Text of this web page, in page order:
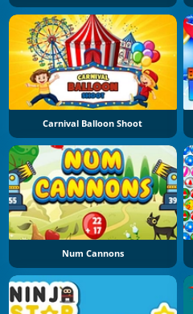
Carnival Balloon Shoot
Num Cannons